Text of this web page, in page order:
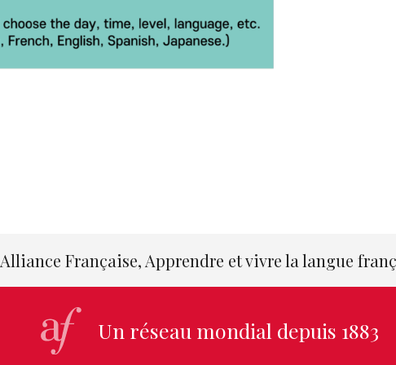
Alliance Française, Apprendre et vivre la langue
Un réseau mondial depuis 1883